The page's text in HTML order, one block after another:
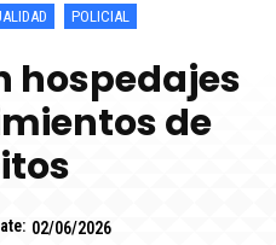
POLICIAL
hospedajes
de
02/06/2026